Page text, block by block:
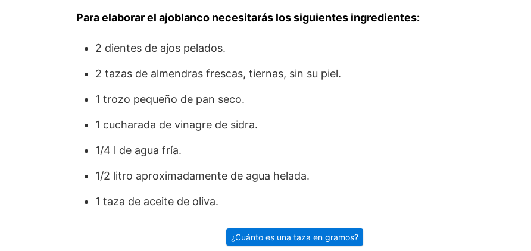
Para elaborar el ajoblanco necesitarás los siguientes ingredientes:
2 dientes de ajos pelados.
2 tazas de almendras frescas, tiernas, sin su piel.
1 trozo pequeño de pan seco.
1 cucharada de vinagre de sidra.
1/4 l de agua fría.
1/2 litro aproximadamente de agua helada.
1 taza de aceite de oliva.
¿Cuánto es una taza en gramos?